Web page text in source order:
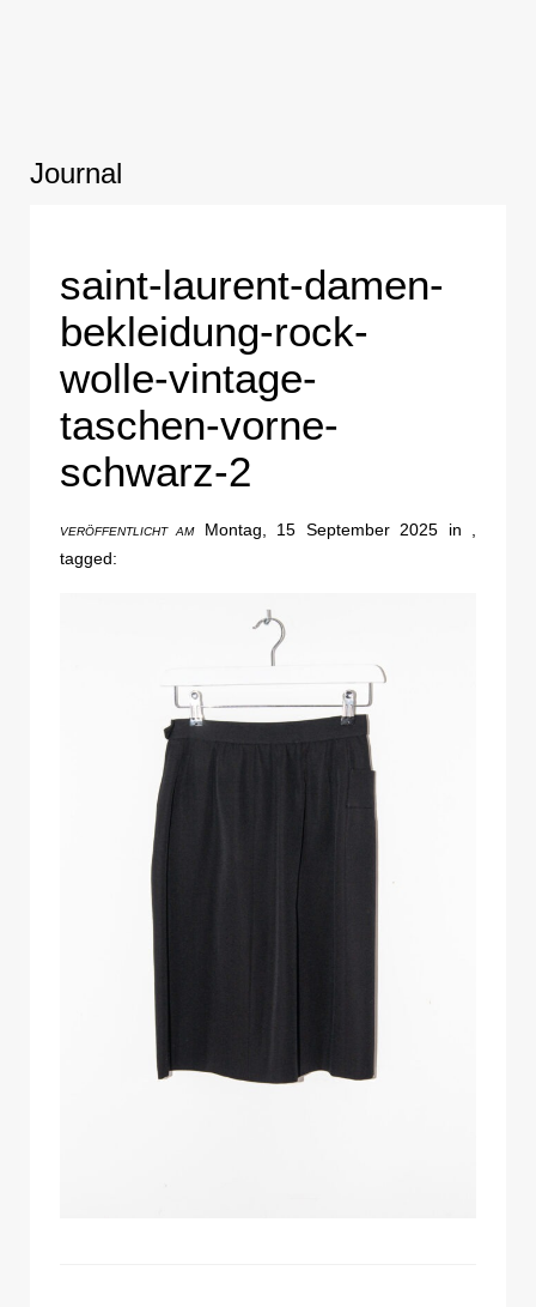
Journal
saint-laurent-damen-
bekleidung-rock-
wolle-vintage-
taschen-vorne-
schwarz-2
VERÖFFENTLICHT AMMontag, 15 September 2025 in ,
tagged: